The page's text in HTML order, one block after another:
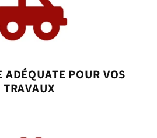
ADÉQUATE POUR VOS
TRAVAUX